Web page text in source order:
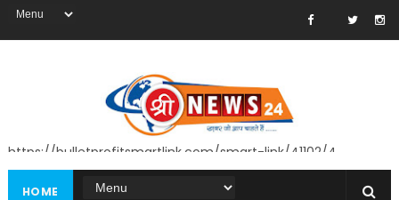
https://bulletprofitsmartlink.com/smart-link/41102/4
HOME